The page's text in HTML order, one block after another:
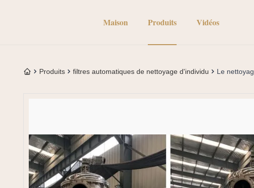
Maison Produits Vidéos
Produits filtres automatiques de nettoyage d'individu Le